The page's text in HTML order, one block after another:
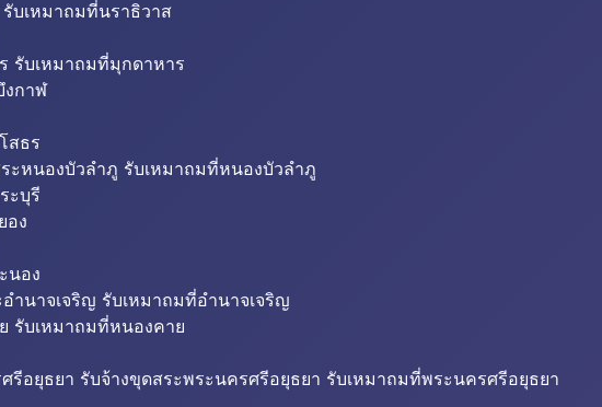
บเหมาถมที่นราธิวาส
รับเหมาถมที่มุกดาหาร
งกาฬ
สธร
ะหนองบัวลำภู รับเหมาถมที่หนองบัวลำภู
ะบุรี
อง
นอง
ำนาจเจริญ รับเหมาถมที่อำนาจเจริญ
รับเหมาถมที่หนองคาย
อยุธยา รับจ้างขุดสระพระนครศรีอยุธยา รับเหมาถมที่พระนครศรีอยุธยา